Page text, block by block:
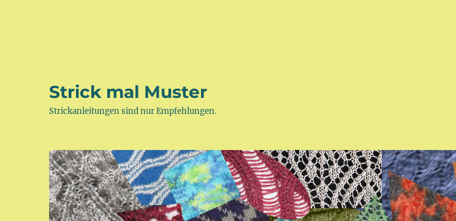
Strick mal Muster
Strickanleitungen sind nur Empfehlungen.